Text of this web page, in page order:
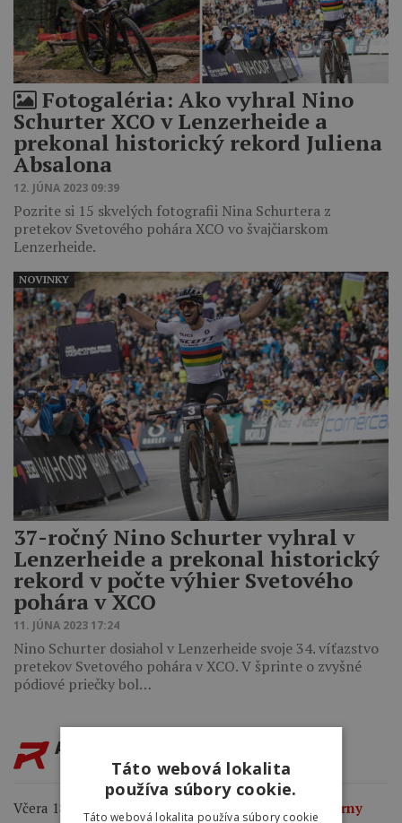
Fotogaléria: Ako vyhral Nino
Schurter XCO v Lenzerheide a
prekonal historický rekord Juliena
Absalona
12. JÚNA 2023 09:39
Pozrite si 15 skvelých fotografii Nina Schurtera z
pretekov Svetového pohára XCO vo švajčiarskom
Lenzerheide.
37-ročný Nino Schurter vyhral v
Lenzerheide a prekonal historický
rekord v počte výhier Svetového
pohára v XCO
11. JÚNA 2023 17:24
Nino Schurter dosiahol v Lenzerheide svoje 34. víťazstvo
pretekov Svetového pohára v XCO. V šprinte o zvyšné
pódiové priečky bol…
NOVINKY
AKTUALITY
Včera 18:00
Kasia Niewiadoma ovládla legendárny
Táto webová lokalita
používa súbory cookie.
Táto webová lokalita používa súbory cookie